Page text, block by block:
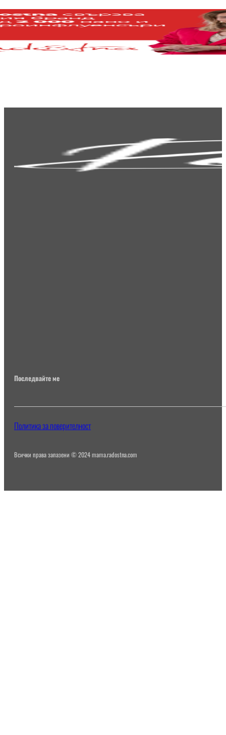
Последвайте ме
Всички права запазени © 2024 mama.radostna.com
Политика за поверителност